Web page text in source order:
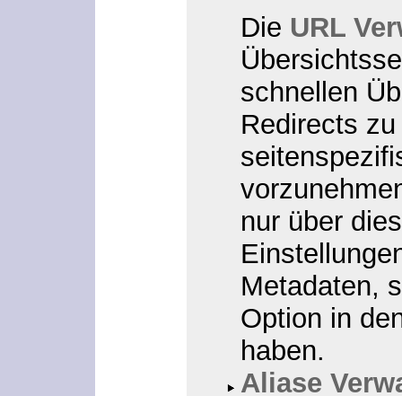
Die URL
schnellen
Redirects
nur über
Metadaten,
Option in
haben.
Aliase